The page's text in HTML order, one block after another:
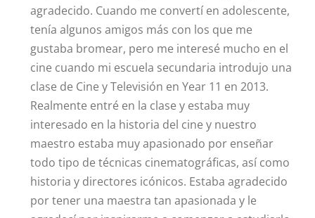
agradecido. Cuando me convertí en adolescente,
tenía algunos amigos más con los que me
gustaba bromear, pero me interesé mucho en el
cine cuando mi escuela secundaria introdujo una
clase de Cine y Televisión en Year 11 en 2013.
Realmente entré en la clase y estaba muy
interesado en la historia del cine y nuestro
maestro estaba muy apasionado por enseñar
todo tipo de técnicas cinematográficas, así como
historia y directores icónicos. Estaba agradecido
por tener una maestra tan apasionada y le